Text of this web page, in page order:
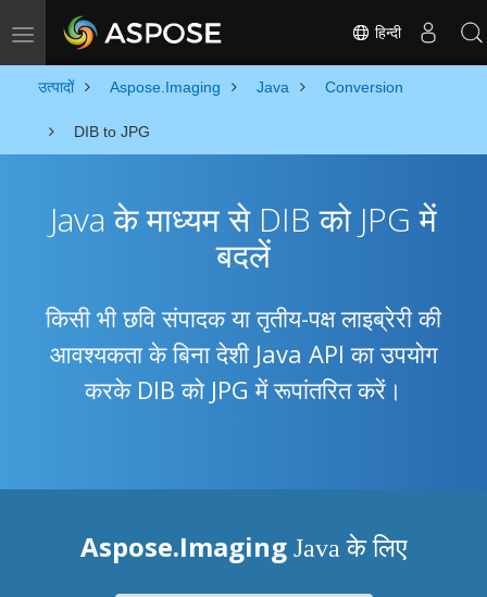
Toggle navigation हिन्दी
उत्पादों Aspose.Imaging Java Conversion
DIB to JPG
Java के माध्यम से DIB को JPG में
बदलें
किसी भी छवि संपादक या तृतीय-पक्ष लाइब्रेरी की
आवश्यकता के बिना देशी Java API का उपयोग
करके DIB को JPG में रूपांतरित करें।
Aspose.Imaging Java के लिए